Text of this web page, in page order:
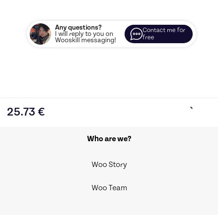
Any questions?
I will reply to you on
Wooskill messaging!
Contact me for
free
25.73 €
Who are we?
Woo Story
Woo Team